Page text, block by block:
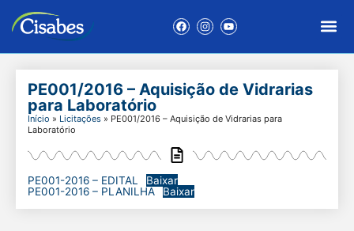
PE001/2016 – Aquisição de Vidrarias
para Laboratório
Início » Licitações » PE001/2016 – Aquisição de Vidrarias para
Laboratório
PE001-2016 – EDITAL
Baixar
PE001-2016 – PLANILHA
Baixar